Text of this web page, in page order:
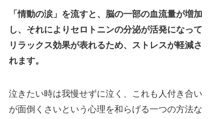
「情動の涙」を流すと、脳の一部の血流量が増加
し、それによりセロトニンの分泌が活発になって
リラックス効果が表れるため、ストレスが軽減さ
れます。
泣きたい時は我慢せずに泣く、これも人付き合い
が面倒くさいという心理を和らげる一つの方法な